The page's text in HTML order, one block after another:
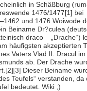
in Schäßburg
1476/1477[1] bei
und 1476 Woiwode
Beiname Dr?culea
draco – „Drache“)
häufigsten akzeptierten
Vaters Vlad II. Dracul im
ab. Der Drache
Dieser Beiname
Teufels“ verstanden, da
bedeutet. Wiki ;)